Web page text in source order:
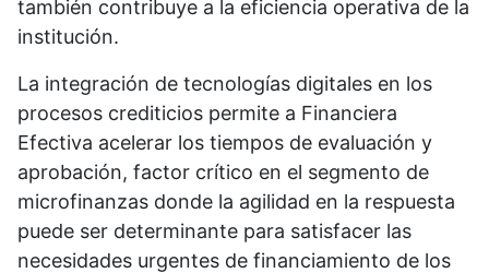
también contribuye a la eficiencia operativa de la
institución.
La integración de tecnologías digitales en los
procesos crediticios permite a Financiera
Efectiva acelerar los tiempos de evaluación y
aprobación, factor crítico en el segmento de
microfinanzas donde la agilidad en la respuesta
puede ser determinante para satisfacer las
necesidades urgentes de financiamiento de los